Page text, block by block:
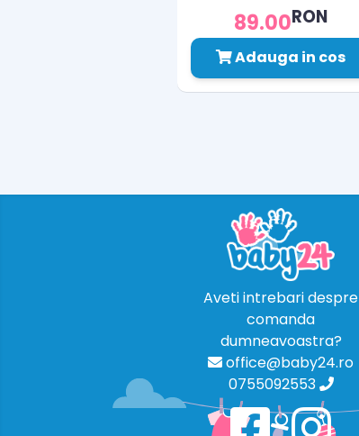
89.00RON
Adauga in cos
Aveti intrebari despre
comanda
dumneavoastra?
office@baby24.ro
0755092553